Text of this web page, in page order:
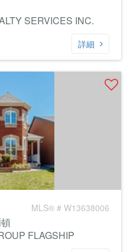
SERVICES INC.
詳細
MLS® # W13638006
FLAGSHIP